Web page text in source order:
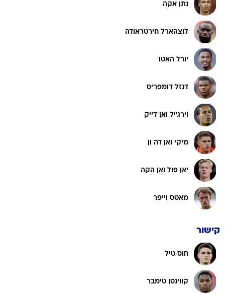
נתן אקה
לוצהארל חירטראודה
יורל האטו
דנזל דומפריס
וירג'יל ואן דייק
מיקי ואן דה ון
יאן פול ואן הקה
מאטס וייפר
קישור
חוס טיל
קווינטן טימבר